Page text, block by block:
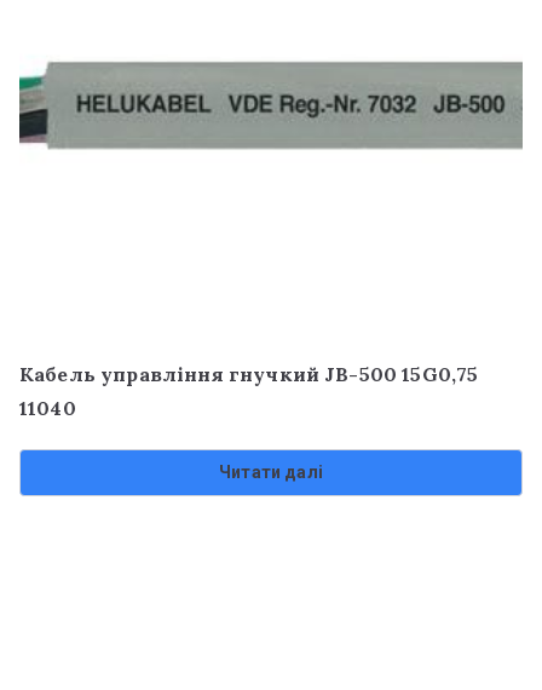
Кабель управління гнучкий JB-500 15G0,75
11040
Читати далі